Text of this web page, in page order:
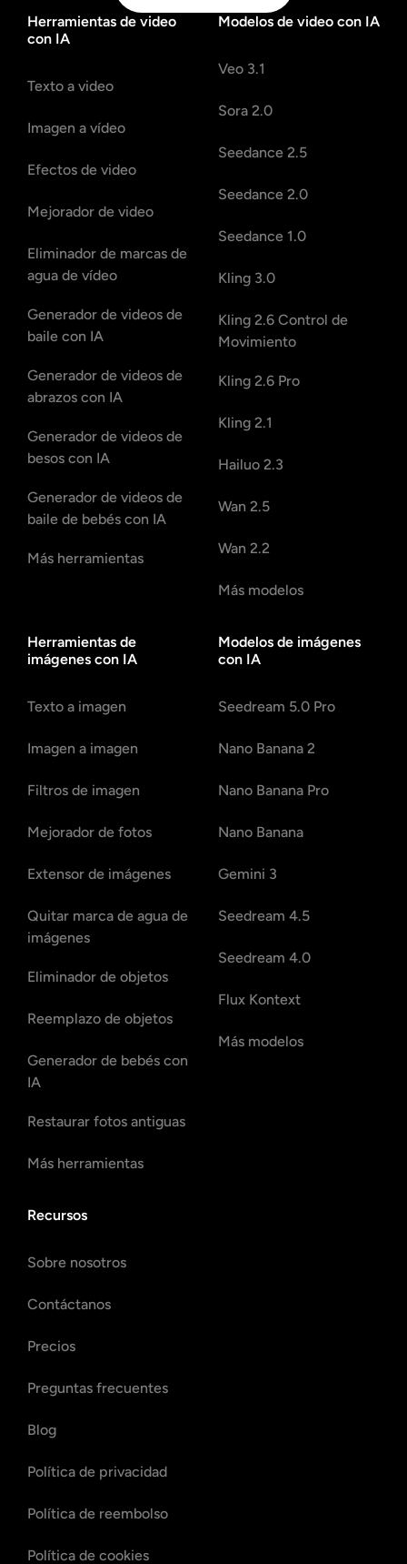
Herramientas de video
con IA
Texto a video
Imagen a vídeo
Efectos de video
Mejorador de video
Eliminador de marcas de
agua de vídeo
Generador de videos de
baile con IA
Generador de videos de
abrazos con IA
Generador de videos de
besos con IA
Generador de videos de
baile de bebés con IA
Más herramientas
Modelos de video con IA
Veo 3.1
Sora 2.0
Seedance 2.5
Seedance 2.0
Seedance 1.0
Kling 3.0
Kling 2.6 Control de
Movimiento
Kling 2.6 Pro
Kling 2.1
Hailuo 2.3
Wan 2.5
Wan 2.2
Más modelos
Herramientas de
imágenes con IA
Texto a imagen
Imagen a imagen
Filtros de imagen
Mejorador de fotos
Extensor de imágenes
Quitar marca de agua de
imágenes
Eliminador de objetos
Reemplazo de objetos
Generador de bebés con
IA
Restaurar fotos antiguas
Más herramientas
Modelos de imágenes
con IA
Seedream 5.0 Pro
Nano Banana 2
Nano Banana Pro
Nano Banana
Gemini 3
Seedream 4.5
Seedream 4.0
Flux Kontext
Más modelos
Recursos
Sobre nosotros
Contáctanos
Precios
Preguntas frecuentes
Blog
Política de privacidad
Política de reembolso
Política de cookies